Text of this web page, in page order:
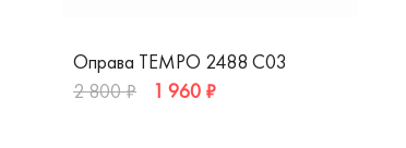
Оправа TEMPO 2488 С03
2 800 ₽
1 960 ₽